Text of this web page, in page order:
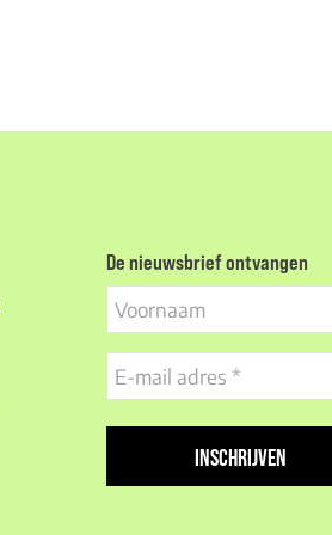
De nieuwsbrief ontvangen
Voornaam
E-
mail
adres